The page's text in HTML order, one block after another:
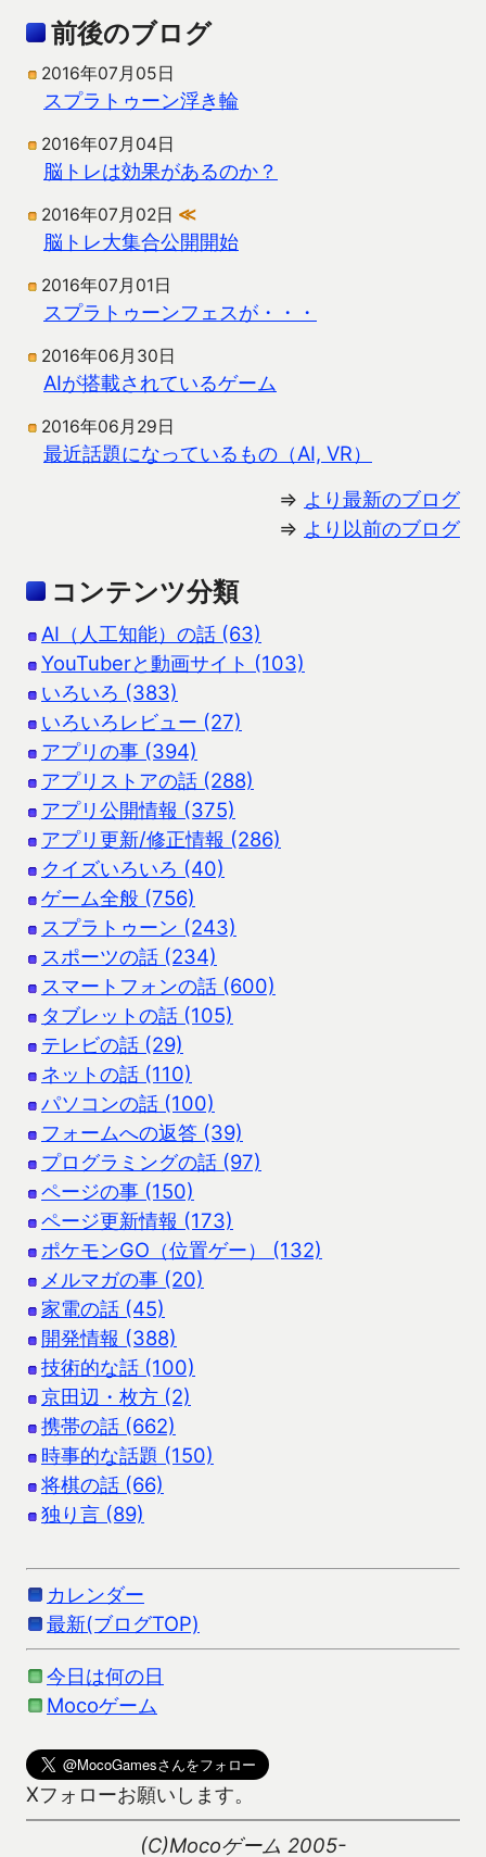
前後のブログ
2016年07月05日
スプラトゥーン浮き輪
2016年07月04日
脳トレは効果があるのか？
2016年07月02日 ≪
脳トレ大集合公開開始
2016年07月01日
スプラトゥーンフェスが・・・
2016年06月30日
AIが搭載されているゲーム
2016年06月29日
最近話題になっているもの（AI, VR）
⇒ より最新のブログ
⇒ より以前のブログ
コンテンツ分類
AI（人工知能）の話 (63)
YouTuberと動画サイト (103)
いろいろ (383)
いろいろレビュー (27)
アプリの事 (394)
アプリストアの話 (288)
アプリ公開情報 (375)
アプリ更新/修正情報 (286)
クイズいろいろ (40)
ゲーム全般 (756)
スプラトゥーン (243)
スポーツの話 (234)
スマートフォンの話 (600)
タブレットの話 (105)
テレビの話 (29)
ネットの話 (110)
パソコンの話 (100)
フォームへの返答 (39)
プログラミングの話 (97)
ページの事 (150)
ページ更新情報 (173)
ポケモンGO（位置ゲー） (132)
メルマガの事 (20)
家電の話 (45)
開発情報 (388)
技術的な話 (100)
京田辺・枚方 (2)
携帯の話 (662)
時事的な話題 (150)
将棋の話 (66)
独り言 (89)
カレンダー
最新(ブログTOP)
今日は何の日
Mocoゲーム
Xフォローお願いします。
(C)Mocoゲーム 2005-